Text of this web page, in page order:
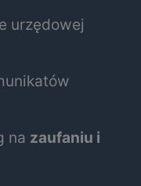
urzędowej
na zaufaniu i